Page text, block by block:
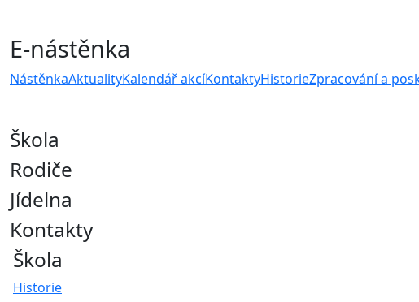
E-nástěnka
NástěnkaAktualityKalendář akcíKontaktyHistorieZpracování a
Škola
Rodiče
Jídelna
Kontakty
Škola
Historie